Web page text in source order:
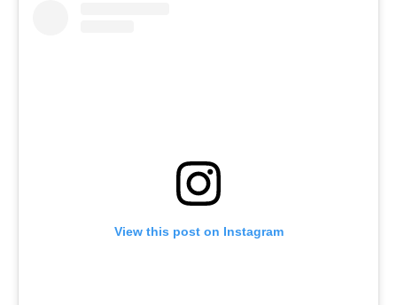
View this post on Instagram